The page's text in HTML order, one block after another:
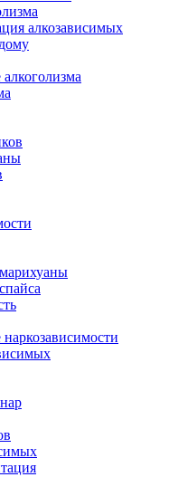
алкозависимых